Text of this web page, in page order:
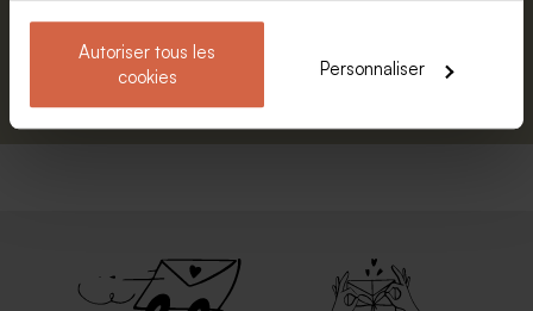
Autoriser tous les
cookies
Personnaliser